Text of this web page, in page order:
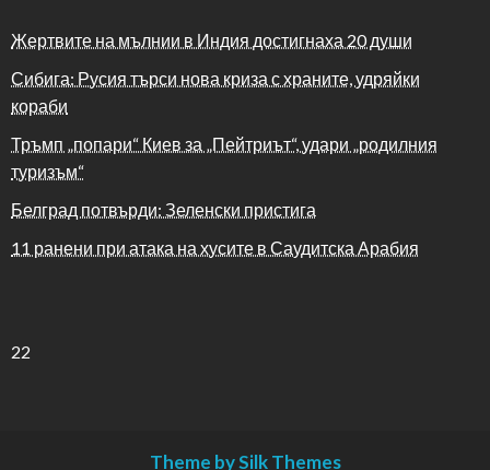
Жертвите на мълнии в Индия достигнаха 20 души
Сибига: Русия търси нова криза с храните, удряйки
кораби
Тръмп „попари“ Киев за „Пейтриът“, удари „родилния
туризъм“
Белград потвърди: Зеленски пристига
11 ранени при атака на хусите в Саудитска Арабия
22
Theme by Silk Themes